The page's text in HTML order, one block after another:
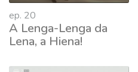
ep. 20
A Lenga-Lenga da
Lena, a Hiena!